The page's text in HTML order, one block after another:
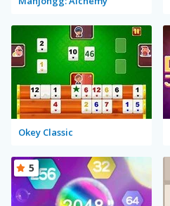
Okey Classic
5